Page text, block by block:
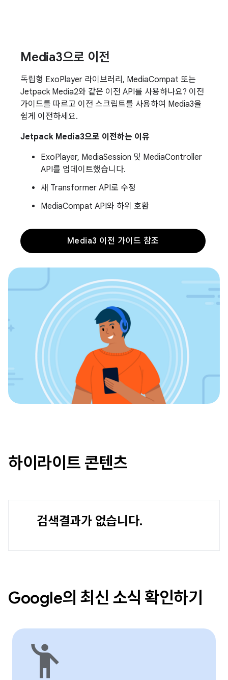
Media3으로 이전
독립형 ExoPlayer 라이브러리, MediaCompat 또는
Jetpack Media2와 같은 이전 API를 사용하나요? 이전
가이드를 따르고 이전 스크립트를 사용하여 Media3을
쉽게 이전하세요.
Jetpack Media3으로 이전하는 이유
ExoPlayer, MediaSession 및 MediaController
API를 업데이트했습니다.
새 Transformer API로 수정
MediaCompat API와 하위 호환
Media3 이전 가이드 참조
하이라이트 콘텐츠
검색결과가 없습니다.
Google의 최신 소식 확인하기
emoji_people